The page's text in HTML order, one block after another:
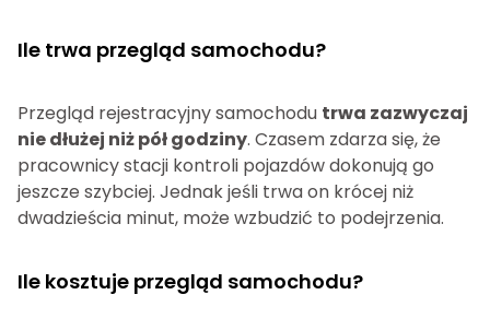
Ile trwa przegląd samochodu?
Przegląd rejestracyjny samochodu trwa zazwyczaj
nie dłużej niż pół godziny. Czasem zdarza się, że
pracownicy stacji kontroli pojazdów dokonują go
jeszcze szybciej. Jednak jeśli trwa on krócej niż
dwadzieścia minut, może wzbudzić to podejrzenia.
Ile kosztuje przegląd samochodu?